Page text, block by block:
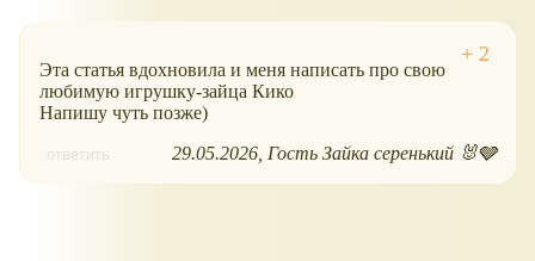
Эта статья вдохновила и меня написать про свою
любимую игрушку-зайца Кико
Напишу чуть позже)
ответить 29.05.2026 Гость Зайка серенький 🐰🩶